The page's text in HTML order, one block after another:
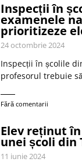
Inspecții în
examenele
prioritizeze
24 octombrie 2024
Inspecții în școlile
profesorul trebuie
Fără comentarii
Elev reținut
unei școli din
11 iunie 2024